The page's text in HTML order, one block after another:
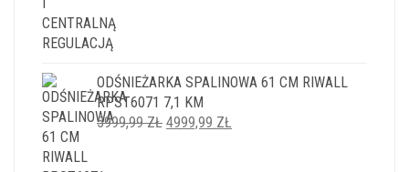
ODŚNIEŻARKA SPALINOWA 61 CM RIWALL
RPST6071 7,1 KM
5999,99ZŁ PIERWOTNA
4999,99 ZŁ